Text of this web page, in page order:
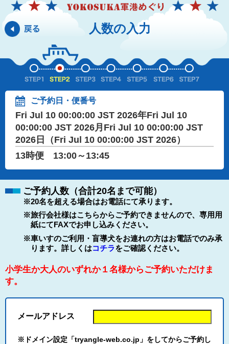
人数の入力
ご予約日・便番号
Fri Jul 10 00:00:00 JST 2026年Fri Jul 10
00:00:00 JST 2026月Fri Jul 10 00:00:00 JST
2026日（Fri Jul 10 00:00:00 JST 2026）
13時便 13:00～13:45
ご予約人数（合計20名まで可能）
※20名を超える場合はお電話にて承ります。
※旅行会社様はこちらからご予約できませんので、専用用
紙にてFAXでお申し込みください。
※車いすのご利用・盲導犬をお連れの方はお電話でのみ承
ります。詳しくはコチラをご確認ください。
小学生か大人のいずれか１名様からご予約いただけま
す。
メールアドレス
※ドメイン設定「tryangle-web.co.jp」をしてからご予約し